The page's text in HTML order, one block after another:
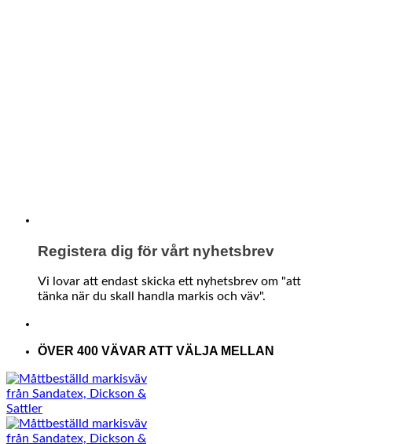
Registera dig för vårt nyhetsbrev
Vi lovar att endast skicka ett nyhetsbrev om "att
tänka när du skall handla markis och väv".
ÖVER 400 VÄVAR ATT VÄLJA MELLAN